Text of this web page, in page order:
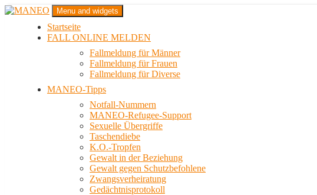
Zum
MANEO
Das schwule Anti-Gewalt-Projekt in Berlin
Menu and widgets
Startseite
FALL ONLINE MELDEN
Fallmeldung für Männer
Fallmeldung für Frauen
Fallmeldung für Diverse
MANEO-Tipps
Notfall-Nummern
MANEO-Refugee-Support
Sexuelle Übergriffe
Taschendiebe
K.O.-Tropfen
Gewalt in der Beziehung
Gewalt gegen Schutzbefohlene
Zwangsverheiratung
Gedächtnisprotokoll